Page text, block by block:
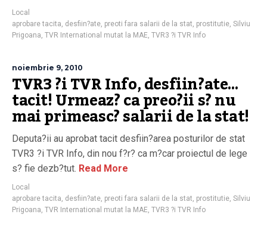
Local
aprobare tacita, desfiin?ate, preoti fara salarii de la stat, prostitutie, Silviu
Prigoana, TVR International mutat la MAE, TVR3 ?i TVR Info
noiembrie 9, 2010
TVR3 ?i TVR Info, desfiin?ate…
tacit! Urmeaz? ca preo?ii s? nu
mai primeasc? salarii de la stat!
Deputa?ii au aprobat tacit desfiin?area posturilor de stat
TVR3 ?i TVR Info, din nou f?r? ca m?car proiectul de lege
s? fie dezb?tut. Read More
Local
aprobare tacita, desfiin?ate, preoti fara salarii de la stat, prostitutie, Silviu
Prigoana, TVR International mutat la MAE, TVR3 ?i TVR Info